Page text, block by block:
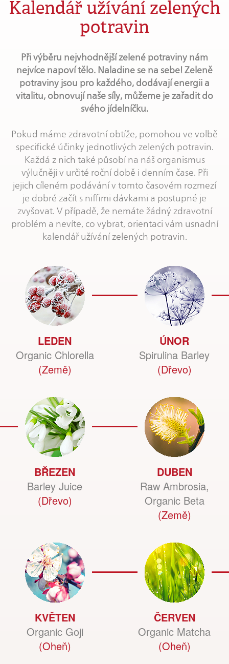
Kalendář užívání zelených
potravin
Při výběru nejvhodnější zelené potraviny nám
nejvíce napoví tělo. Naladine se na sebe! Zeleně
potraviny jsou pro každého, dodávají energii a
vitalitu, obnovují naše síly, můžeme je zařadit do
svého jídelníčku.
Pokud máme zdravotní obtíže, pomohou ve volbě
specifické účinky jednotlivých zelených potravin.
Každá z nich také působí na náš organismus
výlučněji v určité roční době i denním čase. Při
jejich cíleném podávání v tomto časovém rozmezí
je dobré začít s niffimi dávkami a postupné je
zvyšovat. V případě, že nemáte žádný zdravotní
problém a nevíte, co vybrat, orientaci vám usnadní
kalendář užívání zelených potravin.
LEDEN
Organic Chlorella
(Země)
ÚNOR
Spirulina Barley
(Dřevo)
BŘEZEN
Barley Juice
(Dřevo)
DUBEN
Raw Ambrosia,
Organic Beta
(Země)
KVĚTEN
Organic Goji
(Oheň)
ČERVEN
Organic Matcha
(Oheň)